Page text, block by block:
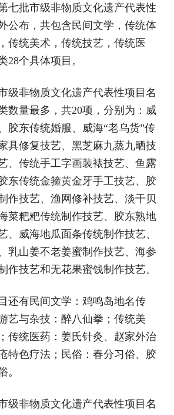
七批市级非物质文化遗产代表性
公布，共包含民间文学，传统体
传统美术，传统技艺，传统医
28个具体项目。
级非物质文化遗产代表性项目名
数量最多，共20项，分别为：威
胶东传统婚服、威海“老乌货”传
具修复技艺、黑芝麻九蒸九晒技
、传统手工字画装裱技艺、鱼露
东传统金箍黄金牙手工技艺、胶
作技艺、渔网修补技艺、淡干贝
菜粑粑传统制作技艺、胶东熟地
、威海地瓜面条传统制作技艺、
乳山姜不老姜蜜制作技艺、海参
作技艺和无花果蜜饯制作技艺。
还有民间文学：鸡鸣岛地名传
艺与杂技：醉八仙拳；传统美
传统医药：姜氏针灸、赵家外治
特色疗法；民俗：春分习俗、胶
。
级非物质文化遗产代表性项目名